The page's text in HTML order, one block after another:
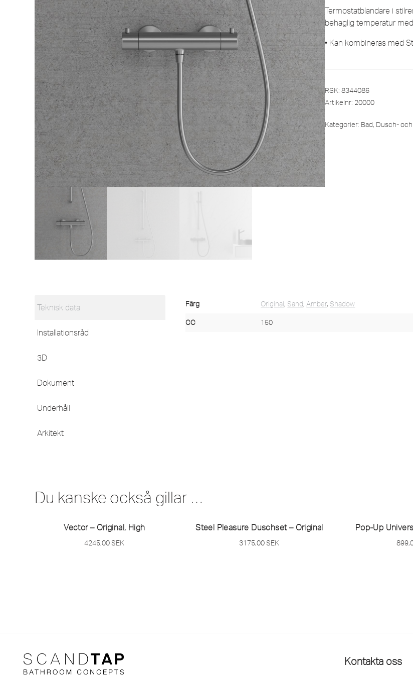
Termostatblandare i
behaglig temperatur
• Kan kombineras med
RSK: 8344086
Artikelnr: 20000
Kategorier: Bad, Dusch-
Teknisk data
Installationsråd
3D
Dokument
Underhåll
Arkitekt
Färg Original, Sand,Amber, Shadow
CC 150
Du kanske också gillar …
Vector – Original, High
4245,00SEK
Steel Pleasure Duschset – Original
3175,00SEK
Pop-Up
Kontakta oss